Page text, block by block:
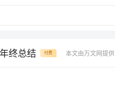
终总结 付费 本文由万文网提供